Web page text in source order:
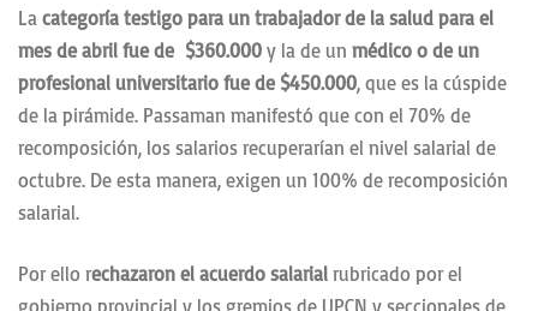
La categoría testigo para un trabajador de la salud para el
mes de abril fue de $360.000 y la de un médico o de un
profesional universitario fue de $450.000, que es la cúspide
de la pirámide. Passaman manifestó que con el 70% de
recomposición, los salarios recuperarían el nivel salarial de
octubre. De esta manera, exigen un 100% de recomposición
salarial.
Por ello rechazaron el acuerdo salarial rubricado por el